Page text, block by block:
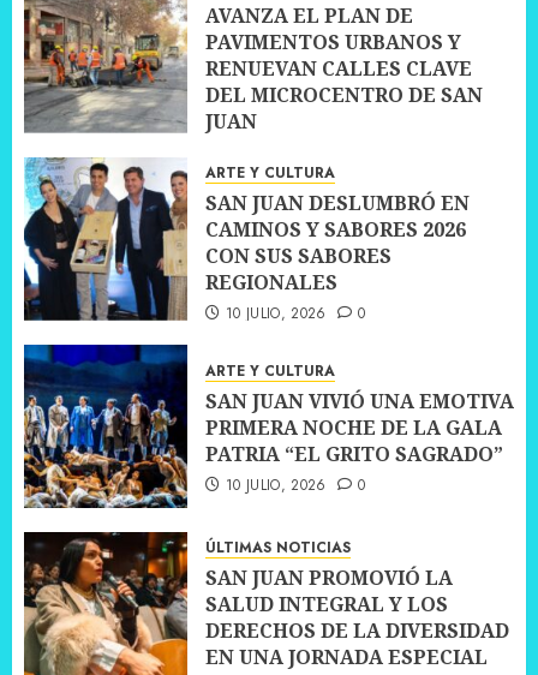
AVANZA EL PLAN DE
PAVIMENTOS URBANOS Y
RENUEVAN CALLES CLAVE
DEL MICROCENTRO DE SAN
JUAN
ARTE Y CULTURA
SAN JUAN DESLUMBRÓ EN
CAMINOS Y SABORES 2026
CON SUS SABORES
REGIONALES
10 JULIO, 2026 0
ARTE Y CULTURA
SAN JUAN VIVIÓ UNA EMOTIVA
PRIMERA NOCHE DE LA GALA
PATRIA “EL GRITO SAGRADO”
10 JULIO, 2026 0
ÚLTIMAS NOTICIAS
SAN JUAN PROMOVIÓ LA
SALUD INTEGRAL Y LOS
DERECHOS DE LA DIVERSIDAD
EN UNA JORNADA ESPECIAL